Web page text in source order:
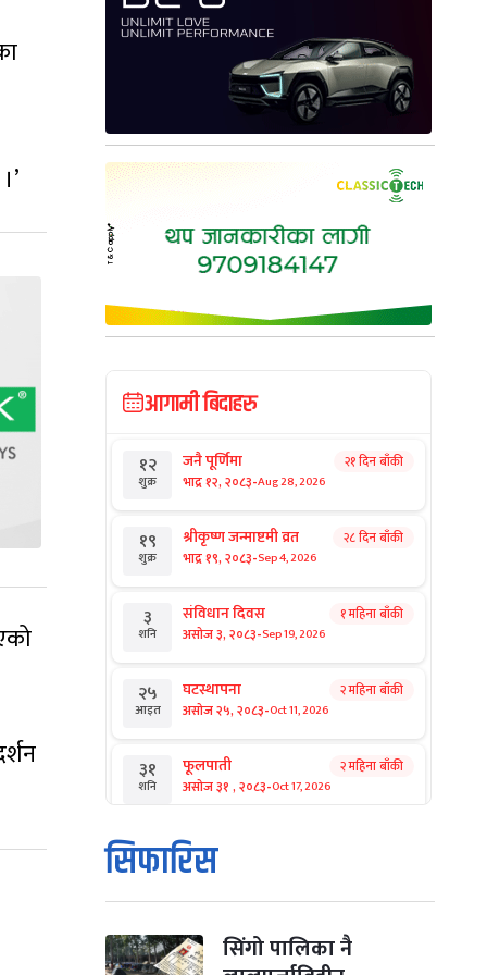
आगामी बिदाहरु
१२
शुक्र
जनै पूर्णिमा
भाद्र १२, २०८३-Aug 28, 2026
२१ दिन बाँकी
१९
शुक्र
श्रीकृष्ण जन्माष्टमी व्रत
भाद्र १९, २०८३-Sep 4, 2026
२८ दिन बाँकी
३
शनि
संविधान दिवस
असोज ३, २०८३-Sep 19, 2026
१ महिना बाँकी
२५
आइत
घटस्थापना
असोज २५, २०८३-Oct 11, 2026
२ महिना बाँकी
३१
शनि
फूलपाती
असोज ३१ , २०८३-Oct 17, 2026
२ महिना बाँकी
१
आइत
कार्तिक सङ्क्रान्ति
कार्तिक १, २०८३
मंगल कार्तिक ३, २०८३- Oct 20, 2026
सिफारिस
सिंगो पालिका नै